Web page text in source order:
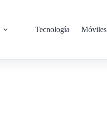
Tecnología Móviles